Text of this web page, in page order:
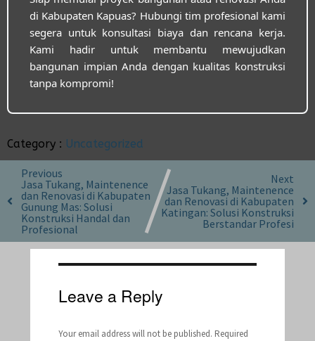
di Kabupaten Kapuas? Hubungi tim profesional kami
segera untuk konsultasi biaya dan rencana kerja.
Kami hadir untuk membantu mewujudkan
bangunan impian Anda dengan kualitas konstruksi
tanpa kompromi!
Category : Uncategorized
Previous
Jasa Tukang, Maintenence
dan Renovasi di Kabupaten
Gunung Mas: Solusi
Konstruksi Handal dan
Profesional
Next
Jasa Tukang, Maintenence
dan Renovasi di Kabupaten
Katingan: Solusi Konstruksi
Berstandar Profesi
Leave a Reply
Your email address will not be published. Required